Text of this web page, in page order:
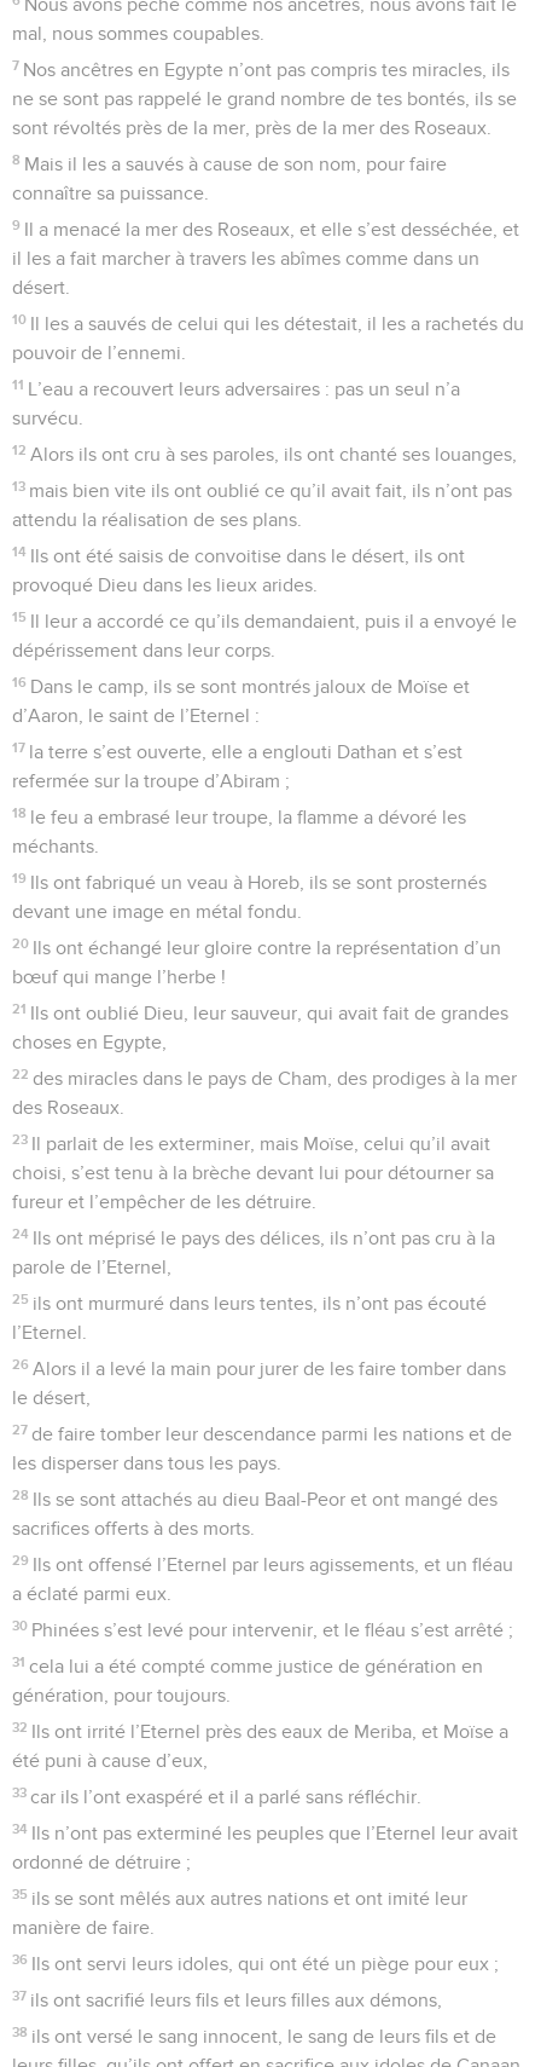
Nous avons péché comme nos ancêtres, nous avons fait le
mal, nous sommes coupables.
7 Nos ancêtres en Egypte n’ont pas compris tes miracles, ils
ne se sont pas rappelé le grand nombre de tes bontés, ils se
sont révoltés près de la mer, près de la mer des Roseaux.
8 Mais il les a sauvés à cause de son nom, pour faire
connaître sa puissance.
9 Il a menacé la mer des Roseaux, et elle s’est desséchée, et
il les a fait marcher à travers les abîmes comme dans un
désert.
10 Il les a sauvés de celui qui les détestait, il les a rachetés du
pouvoir de l’ennemi.
11 L’eau a recouvert leurs adversaires : pas un seul n’a
survécu.
12 Alors ils ont cru à ses paroles, ils ont chanté ses louanges,
13 mais bien vite ils ont oublié ce qu’il avait fait, ils n’ont pas
attendu la réalisation de ses plans.
14 Ils ont été saisis de convoitise dans le désert, ils ont
provoqué Dieu dans les lieux arides.
15 Il leur a accordé ce qu’ils demandaient, puis il a envoyé le
dépérissement dans leur corps.
16 Dans le camp, ils se sont montrés jaloux de Moïse et
d’Aaron, le saint de l’Eternel :
17 la terre s’est ouverte, elle a englouti Dathan et s’est
refermée sur la troupe d’Abiram ;
18 le feu a embrasé leur troupe, la flamme a dévoré les
méchants.
19 Ils ont fabriqué un veau à Horeb, ils se sont prosternés
devant une image en métal fondu.
20 Ils ont échangé leur gloire contre la représentation d’un
bœuf qui mange l’herbe !
21 Ils ont oublié Dieu, leur sauveur, qui avait fait de grandes
choses en Egypte,
22 des miracles dans le pays de Cham, des prodiges à la mer
des Roseaux.
23 Il parlait de les exterminer, mais Moïse, celui qu’il avait
choisi, s’est tenu à la brèche devant lui pour détourner sa
fureur et l’empêcher de les détruire.
24 Ils ont méprisé le pays des délices, ils n’ont pas cru à la
parole de l’Eternel,
25 ils ont murmuré dans leurs tentes, ils n’ont pas écouté
l’Eternel.
26 Alors il a levé la main pour jurer de les faire tomber dans
le désert,
27 de faire tomber leur descendance parmi les nations et de
les disperser dans tous les pays.
28 Ils se sont attachés au dieu Baal-Peor et ont mangé des
sacrifices offerts à des morts.
29 Ils ont offensé l’Eternel par leurs agissements, et un fléau
a éclaté parmi eux.
30 Phinées s’est levé pour intervenir, et le fléau s’est arrêté ;
31 cela lui a été compté comme justice de génération en
génération, pour toujours.
32 Ils ont irrité l’Eternel près des eaux de Meriba, et Moïse a
été puni à cause d’eux,
33 car ils l’ont exaspéré et il a parlé sans réfléchir.
34 Ils n’ont pas exterminé les peuples que l’Eternel leur avait
ordonné de détruire ;
35 ils se sont mêlés aux autres nations et ont imité leur
manière de faire.
36 Ils ont servi leurs idoles, qui ont été un piège pour eux ;
37 ils ont sacrifié leurs fils et leurs filles aux démons,
38 ils ont versé le sang innocent, le sang de leurs fils et de